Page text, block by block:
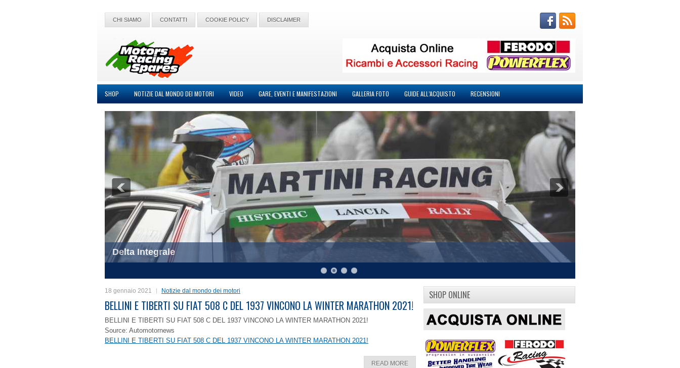
CHI SIAMO CONTATTI COOKIE POLICY DISCLAIMER
SHOP NOTIZIE DAL MONDO DEI MOTORI VIDEO GARE, EVENTI E MANIFESTAZIONI GALLERIA FOTO GUIDE ALL’ACQUISTO RECENSIONI
Delta Integrale
18 gennaio 2021 Notizie dal mondo dei motori
BELLINI E TIBERTI SU FIAT 508 C DEL 1937 VINCONO LA WINTER MARATHON 2021!
BELLINI E TIBERTI SU FIAT 508 C DEL 1937 VINCONO LA WINTER MARATHON 2021!
Source: Automotornews
BELLINI E TIBERTI SU FIAT 508 C DEL 1937 VINCONO LA WINTER MARATHON 2021!
READ MORE
SHOP ONLINE